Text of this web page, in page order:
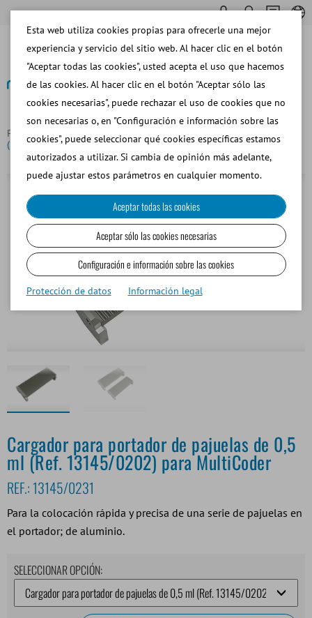
Página principal
Cargador para portador de pajuelas de 0,5 ml
(Ref. 13145/0202) para MultiCoder
Cargador para portador de pajuelas de 0,5
ml (Ref. 13145/0202) para MultiCoder
REF.: 13145/0231
Para la colocación rápida y precisa de una serie de pajuelas en
el portador; de aluminio.
SELECCIONAR OPCIÓN:
Esta web utiliza cookies propias para ofrecerle una mejor
experiencia y servicio del sitio web. Al hacer clic en el botón
"Aceptar todas las cookies", usted acepta el uso que hacemos
de las cookies. Al hacer clic en el botón "Aceptar sólo las
cookies necesarias", puede rechazar el uso de cookies que no
son necesarias o, en "Configuración e información sobre las
cookies", puede seleccionar qué cookies específicas estamos
autorizados a utilizar. Si cambia de opinión más adelante,
puede ajustar estos parámetros en cualquier momento.
Aceptar todas las cookies
Aceptar sólo las cookies necesarias
Configuración e información sobre las cookies
Protección de datos Información legal